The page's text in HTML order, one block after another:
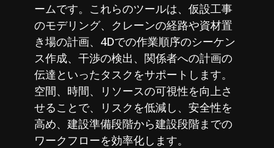
ームです。これらのツールは、仮設工事
のモデリング、クレーンの経路や資材置
き場の計画、4Dでの作業順序のシーケン
ス作成、干渉の検出、関係者への計画の
伝達といったタスクをサポートします。
空間、時間、リソースの可視性を向上さ
せることで、リスクを低減し、安全性を
高め、建設準備段階から建設段階までの
ワークフローを効率化します。